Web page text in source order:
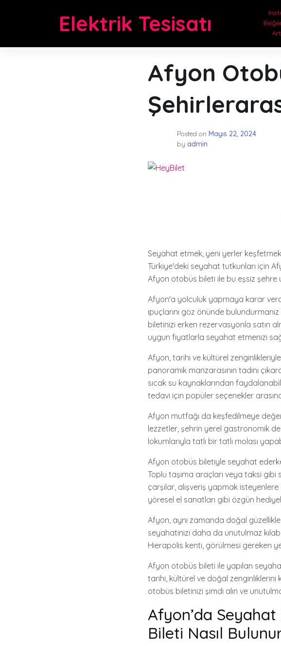
Elektrik Tesisatı
Afyon
Posted on Mayıs 22, 2024
by admin
Seyahat etmek, yeni yerler
Türkiye'deki seyahat tutkunları için
Afyon otobüs bileti ile bu eşsiz şehre
Afyon'a yolculuk yapmaya karar
ipuçlarını göz önünde
biletinizi erken rezervasyonla satın
uygun fiyatlarla seyahat etmenizi
Afyon, tarihi ve kültürel
panoramik manzarasının tadını
sıcak su kaynaklarından
tedavi için popüler seçenekler
Afyon mutfağı da keşfedilmeye
lezzetler, şehrin yerel gastronomik
lokumlarıyla tatlı bir tatlı molası
Afyon otobüs biletiyle seyahat
Toplu taşıma araçları veya taksi
çarşılar, alışveriş yapmak
yöresel el sanatları gibi özgün
Afyon, aynı zamanda doğal
seyahatinizi daha da unutulmaz
Hierapolis kenti, görülmesi gereken
Afyon otobüs bileti ile yapılan
tarihi, kültürel ve doğal zenginliklerini
otobüs biletinizi şimdi alın ve
Afyon’da
Bileti Nasıl